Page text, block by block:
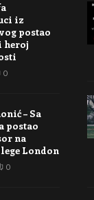
iz
postao
heroj
0
– Sa
postao
na
London
0